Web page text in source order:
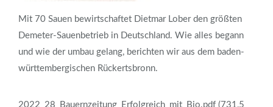
Mit 70 Sauen bewirtschaftet Dietmar Lober den größten
Demeter-Sauenbetrieb in Deutschland. Wie alles begann
und wie der umbau gelang, berichten wir aus dem baden-
württembergischen Rückertsbronn.
2022_28_Bauernzeitung_Erfolgreich_mit_Bio.pdf (731,5